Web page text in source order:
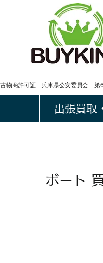
古物商許可証 兵庫県公安委員会 第
出張買取
ボート